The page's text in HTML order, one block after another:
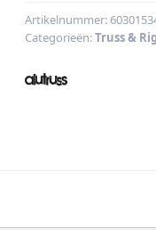
weg
hoek
Artikelnummer:
Categorieën:Truss &